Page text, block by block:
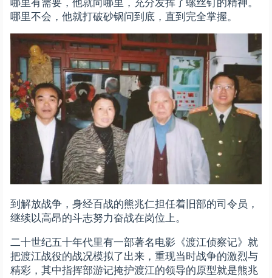
哪里有需要，他就向哪里，充分发挥了螺丝钉的精神。
哪里不会，他就打破砂锅问到底，直到完全掌握。
到解放战争，身经百战的熊兆仁担任着旧部的司令员，
继续以高昂的斗志努力奋战在岗位上。
二十世纪五十年代里有一部著名电影《渡江侦察记》就
把渡江战役的战况模拟了出来，重现当时战争的激烈与
精彩，其中指挥部游记掩护渡江的领导的原型就是熊兆